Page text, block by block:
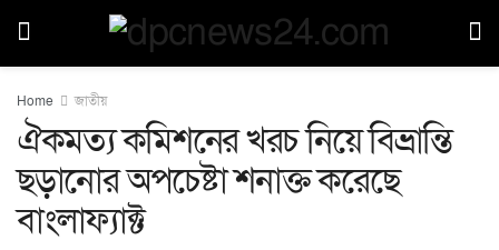
Home জাতীয়
ঐকমত্য কমিশনের খরচ নিয়ে বিভ্রান্তি
ছড়ানোর অপচেষ্টা শনাক্ত করেছে
বাংলাফ্যাক্ট